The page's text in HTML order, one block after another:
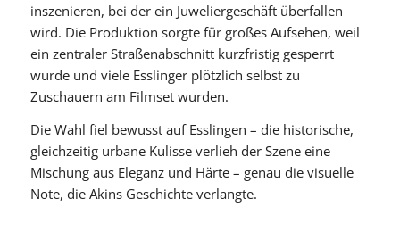
inszenieren, bei der ein Juweliergeschäft überfallen
wird. Die Produktion sorgte für großes Aufsehen, weil
ein zentraler Straßenabschnitt kurzfristig gesperrt
wurde und viele Esslinger plötzlich selbst zu
Zuschauern am Filmset wurden.
Die Wahl fiel bewusst auf Esslingen – die historische,
gleichzeitig urbane Kulisse verlieh der Szene eine
Mischung aus Eleganz und Härte – genau die visuelle
Note, die Akins Geschichte verlangte.